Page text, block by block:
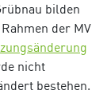
bilden
der MV
nicht
bestehen.